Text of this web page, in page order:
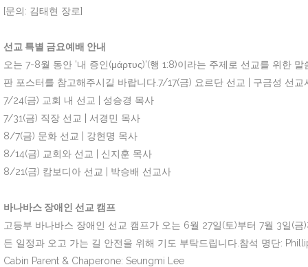
[문의: 김태현 장로]
선교 특별 금요예배 안내
오는 7-8월 동안 '내 증인(μάρτυς)'(행 1:8)이라는 주제로 선교를 위한
판 포스터를 참고해주시길 바랍니다.7/17(금) 요르단 선교 | 구금성 선교
7/24(금) 교회 내 선교 | 성승경 목사
7/31(금) 직장 선교 | 서경민 목사
8/7(금) 문화 선교 | 강현명 목사
8/14(금) 교회와 선교 | 신지훈 목사
8/21(금) 캄보디아 선교 | 박승배 선교사
바나바스 장애인 선교 캠프
고등부 바나바스 장애인 선교 캠프가 오는 6월 27일(토)부터 7월 3일(
든 일정과 오고 가는 길 안전을 위해 기도 부탁드립니다.참석 명단:
Cabin Parent & Chaperone: Seungmi Lee